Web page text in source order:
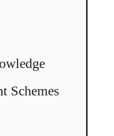
Schemes